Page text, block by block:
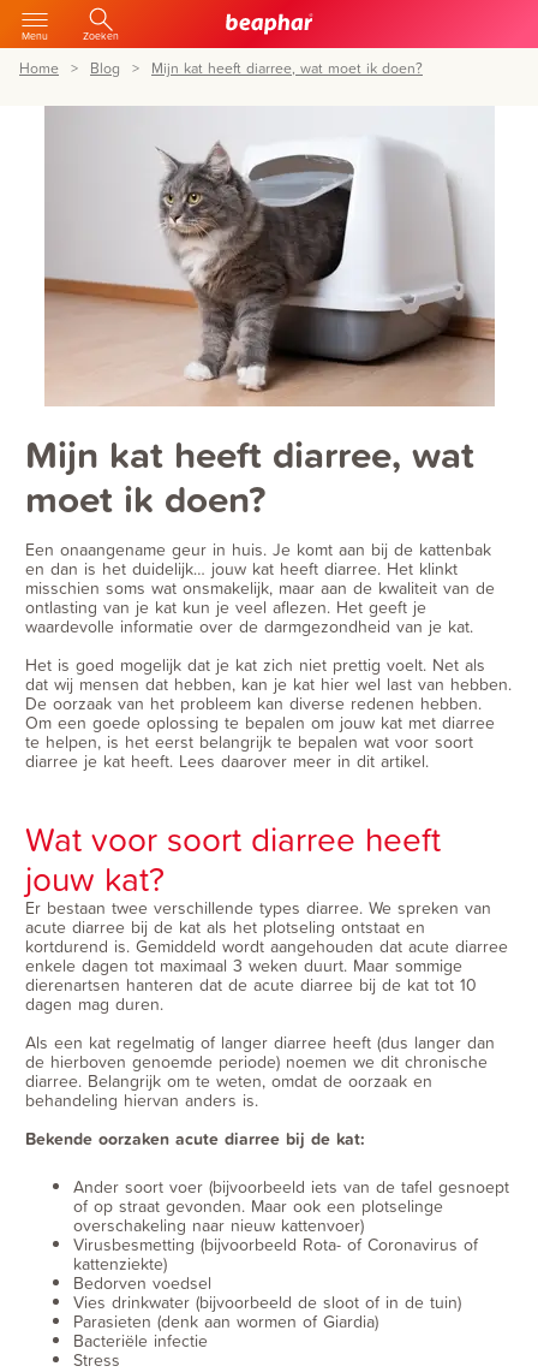
Menu Zoeken
Home Blog Mijn kat heeft diarree, wat moet ik doen?
Mijn kat heeft diarree, wat
moet ik doen?
Een onaangename geur in huis. Je komt aan bij de kattenbak
en dan is het duidelijk… jouw kat heeft diarree. Het klinkt
misschien soms wat onsmakelijk, maar aan de kwaliteit van de
ontlasting van je kat kun je veel aflezen. Het geeft je
waardevolle informatie over de darmgezondheid van je kat.
Het is goed mogelijk dat je kat zich niet prettig voelt. Net als
dat wij mensen dat hebben, kan je kat hier wel last van hebben.
De oorzaak van het probleem kan diverse redenen hebben.
Om een goede oplossing te bepalen om jouw kat met diarree
te helpen, is het eerst belangrijk te bepalen wat voor soort
diarree je kat heeft. Lees daarover meer in dit artikel.
Wat voor soort diarree heeft
jouw kat?
Er bestaan twee verschillende types diarree. We spreken van
acute diarree bij de kat als het plotseling ontstaat en
kortdurend is. Gemiddeld wordt aangehouden dat acute diarree
enkele dagen tot maximaal 3 weken duurt. Maar sommige
dierenartsen hanteren dat de acute diarree bij de kat tot 10
dagen mag duren.
Als een kat regelmatig of langer diarree heeft (dus langer dan
de hierboven genoemde periode) noemen we dit chronische
diarree. Belangrijk om te weten, omdat de oorzaak en
behandeling hiervan anders is.
Bekende oorzaken acute diarree bij de kat:
Ander soort voer (bijvoorbeeld iets van de tafel gesnoept
of op straat gevonden. Maar ook een plotselinge
overschakeling naar nieuw kattenvoer)
Virusbesmetting (bijvoorbeeld Rota- of Coronavirus of
kattenziekte)
Bedorven voedsel
Vies drinkwater (bijvoorbeeld de sloot of in de tuin)
Parasieten (denk aan wormen of Giardia)
Bacteriële infectie
Stress